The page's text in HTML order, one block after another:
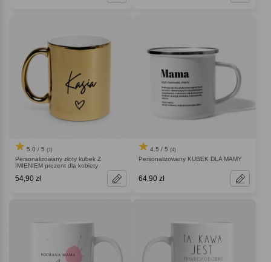
5.0 / 5 (1)
Personalizowany złoty kubek Z
IMIENIEM prezent dla kobiety
54,90 zł
4.5 / 5 (4)
Personalizowany KUBEK DLA MAMY
64,90 zł